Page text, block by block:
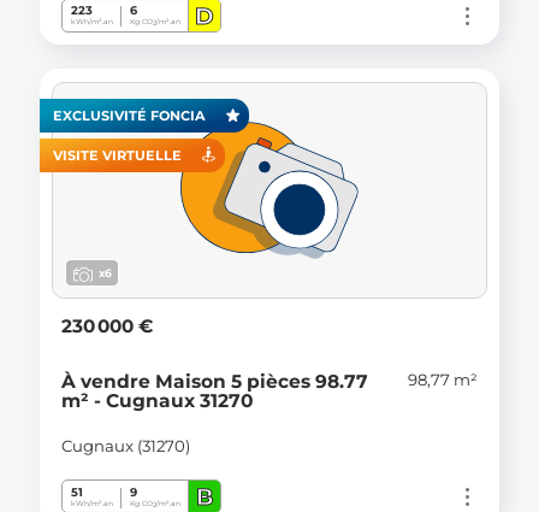
223
kWh/m².an
6
Kg CO2/m².an D
EXCLUSIVITÉ FONCIA
VISITE VIRTUELLE
x6
230 000 €
À vendre Maison 5 pièces 98.77
m² - Cugnaux 31270
98,77 m²
Cugnaux (31270)
51
kWh/m².an
9
Kg CO2/m².an B